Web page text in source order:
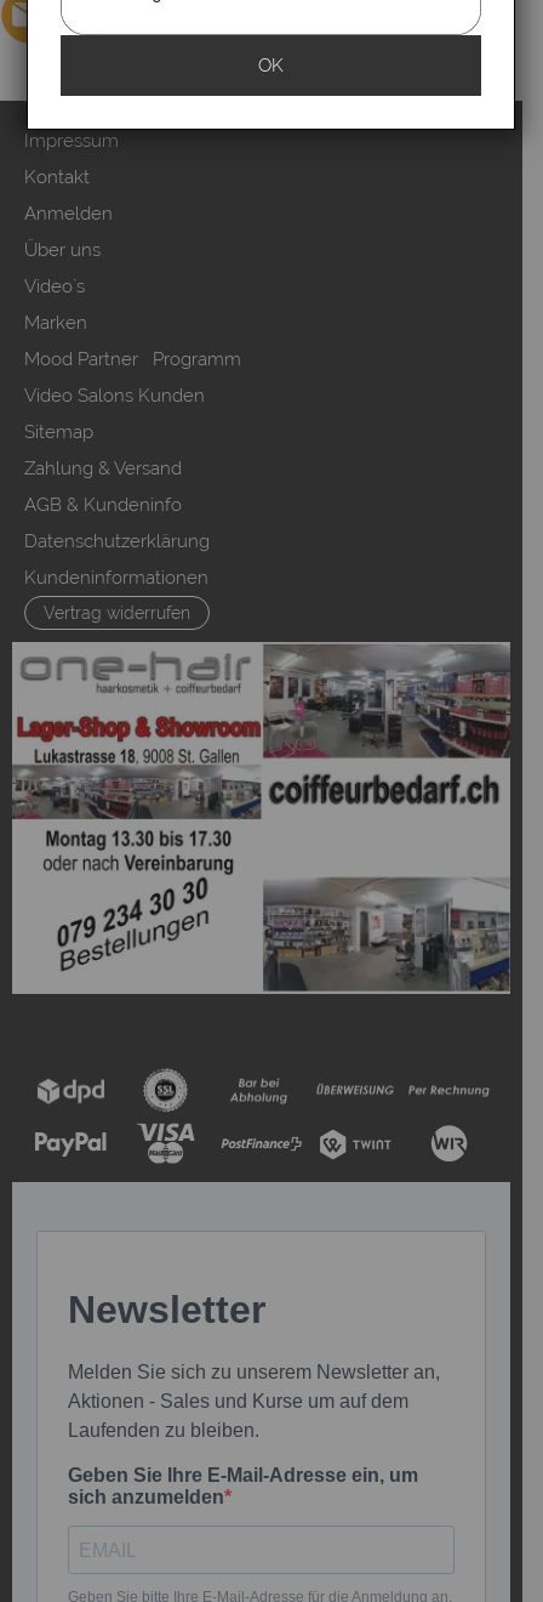
Impressum
Kontakt
Anmelden
Über uns
Video`s
Marken
Mood Partner Programm
Video Salons Kunden
Sitemap
Zahlung & Versand
AGB & Kundeninfo
Datenschutzerklärung
Kundeninformationen
Vertrag widerrufen
OK